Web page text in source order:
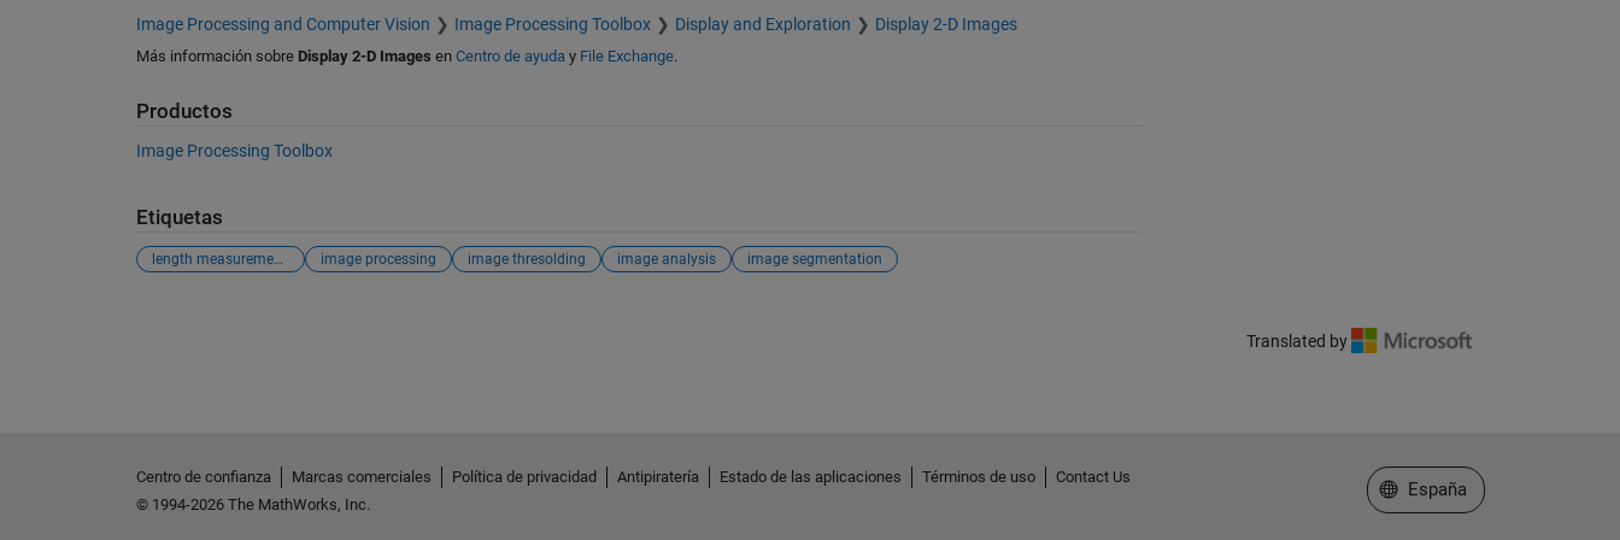
Image Processing and Computer Vision Image Processing Toolbox Display and Exploration Display 2-D Images
Más información sobre Display 2-D Images en Centro de ayuda y File Exchange.
Productos
Image Processing Toolbox
Etiquetas
length measurement in image image processing image thresolding image analysis image segmentation
Translated by
Centro de confianza Marcas comerciales Política de privacidad Antipiratería Estado de las aplicaciones Términos de uso
Contact Us
© 1994-2026 The MathWorks, Inc.
Seleccione un país/idioma
España